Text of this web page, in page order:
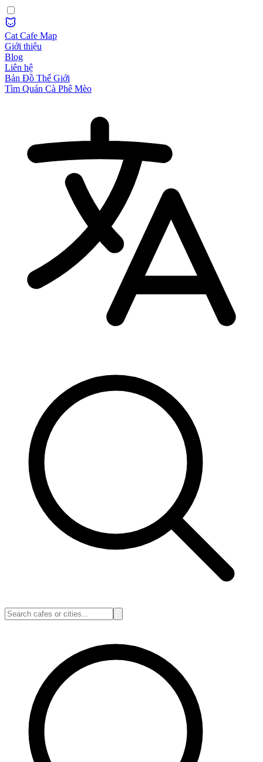
Cat Cafe Map
Giới thiệu
Blog
Liên hệ
Bản Đồ Thế Giới
Tìm Quán Cà Phê Mèo